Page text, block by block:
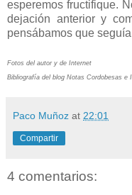
esperemos fructifique.
dejación anterior y
pensábamos que
Fotos del autor y de Internet
Bibliografía del blog Notas Cordobesas e
Paco Muñoz at 22:01
Compartir
4 comentarios: